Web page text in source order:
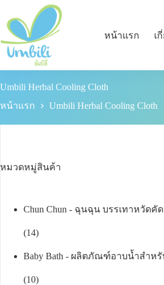
หน้าแรก เ
Umbili Herbal Cooling Cloth
หน้าแรก
Umbili Herbal Cooling Cloth
หมวดหมู่สินค้า
Chun Chun - ฉุนฉุน บรรเทาหวัดคั
14
Baby Bath - ผลิตภัณฑ์อาบน้ำสำหรั
10